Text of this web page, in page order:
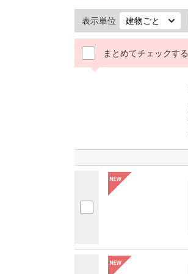
表示単位
まとめてチェックする